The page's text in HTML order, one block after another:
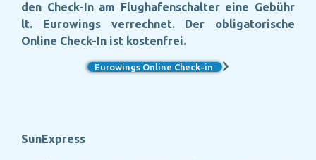
den Check-In am Flughafenschalter eine Gebühr
lt. Eurowings verrechnet. Der obligatorische
Online Check-In ist kostenfrei.
Eurowings Online Check-in
SunExpress